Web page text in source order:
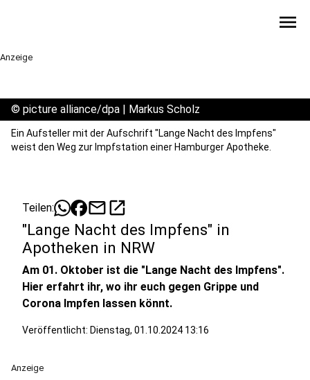
menu
Anzeige
© picture alliance/dpa | Markus Scholz
Ein Aufsteller mit der Aufschrift "Lange Nacht des Impfens"
weist den Weg zur Impfstation einer Hamburger Apotheke.
Teilen: mailopen_in_new
"Lange Nacht des Impfens" in
Apotheken in NRW
Am 01. Oktober ist die "Lange Nacht des Impfens".
Hier erfahrt ihr, wo ihr euch gegen Grippe und
Corona Impfen lassen könnt.
Veröffentlicht: Dienstag, 01.10.2024 13:16
Anzeige